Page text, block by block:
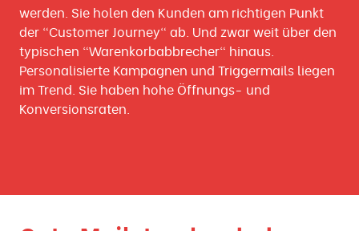
werden. Sie holen den Kunden am richtigen Punkt
der "Customer Journey" ab. Und zwar weit über den
typischen "Warenkorbabbrecher" hinaus.
Personalisierte Kampagnen und Triggermails liegen
im Trend. Sie haben hohe Öffnungs- und
Konversionsraten.